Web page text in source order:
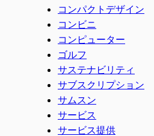
コンパクトデザイン
コンビニ
コンピューター
ゴルフ
サステナビリティ
サブスクリプション
サムスン
サービス
サービス提供